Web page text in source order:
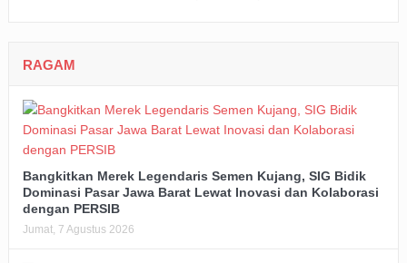
RAGAM
Bangkitkan Merek Legendaris Semen Kujang, SIG Bidik
Dominasi Pasar Jawa Barat Lewat Inovasi dan Kolaborasi
dengan PERSIB
Jumat, 7 Agustus 2026